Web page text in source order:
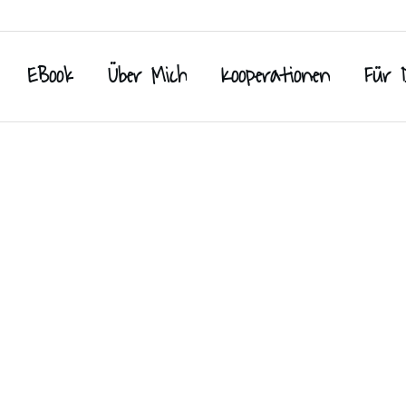
EBook Über Mich Kooperationen Für